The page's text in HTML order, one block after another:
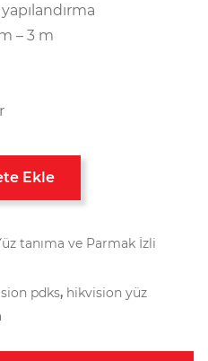
– 3 m
Ekle
tanıma ve Parmak İzli
pdks, hikvision yüz